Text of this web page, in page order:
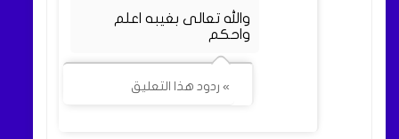
والله تعالى بغيبه اعلم
واحكم
» ردود هذا التعليق